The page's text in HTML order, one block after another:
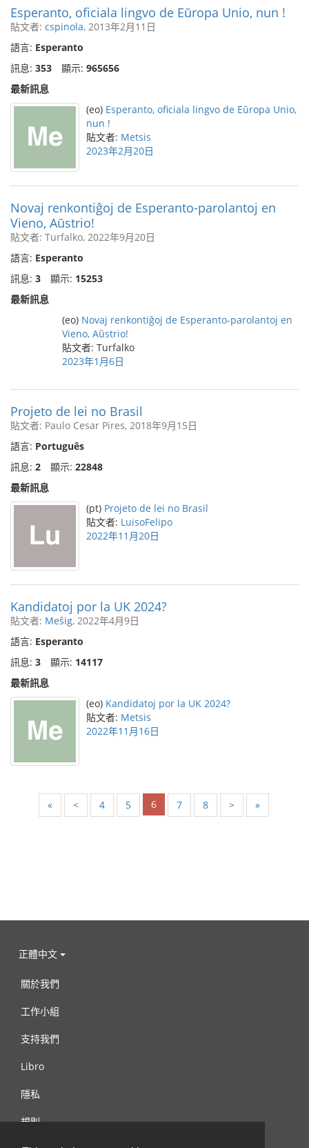
Esperanto, oficiala lingvo de Eŭropa Unio, nun !
貼文者: cspinola, 2013年2月11日
語言: Esperanto
訊息: 353 顯示: 965656
最新訊息
(eo) Esperanto, oficiala lingvo de Eŭropa Unio,
nun !
貼文者: Metsis
2023年2月20日
Novaj renkontiĝoj de Esperanto-parolantoj en
Vieno, Aŭstrio!
貼文者: Turfalko, 2022年9月20日
語言: Esperanto
訊息: 3 顯示: 15253
最新訊息
(eo) Novaj renkontiĝoj de Esperanto-parolantoj en
Vieno, Aŭstrio!
貼文者: Turfalko
2023年1月6日
Projeto de lei no Brasil
貼文者: Paulo Cesar Pires, 2018年9月15日
語言: Português
訊息: 2 顯示: 22848
最新訊息
(pt) Projeto de lei no Brasil
貼文者: LuisoFelipo
2022年11月20日
Kandidatoj por la UK 2024?
貼文者: Meŝig, 2022年4月9日
語言: Esperanto
訊息: 3 顯示: 14117
最新訊息
(eo) Kandidatoj por la UK 2024?
貼文者: Metsis
2022年11月16日
« < 4 5 6 7 8 > »
正體中文
關於我們
工作小組
支持我們
Libro
隱私
規則